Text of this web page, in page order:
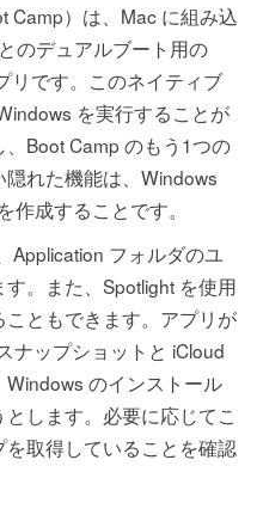
Camp）は、Mac に組み込
のデュアルブート用の
リです。このネイティブ
を実行することが
Boot Camp のもう1つの
れた機能は、Windows
作成することです。
Application フォルダのユ
。また、Spotlight を使用
ともできます。アプリが
ナップショットと iCloud
のインストール
します。必要に応じてこ
取得していることを確認